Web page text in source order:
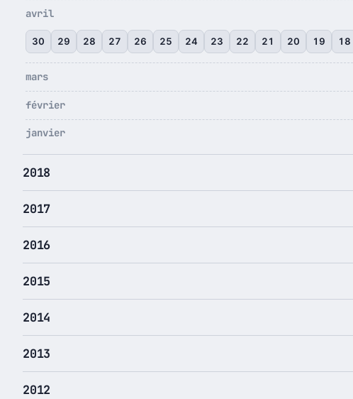
avril
30 29 28 27 26 25 24 23 22 21 20 19 18
mars
février
janvier
2018
2017
2016
2015
2014
2013
2012